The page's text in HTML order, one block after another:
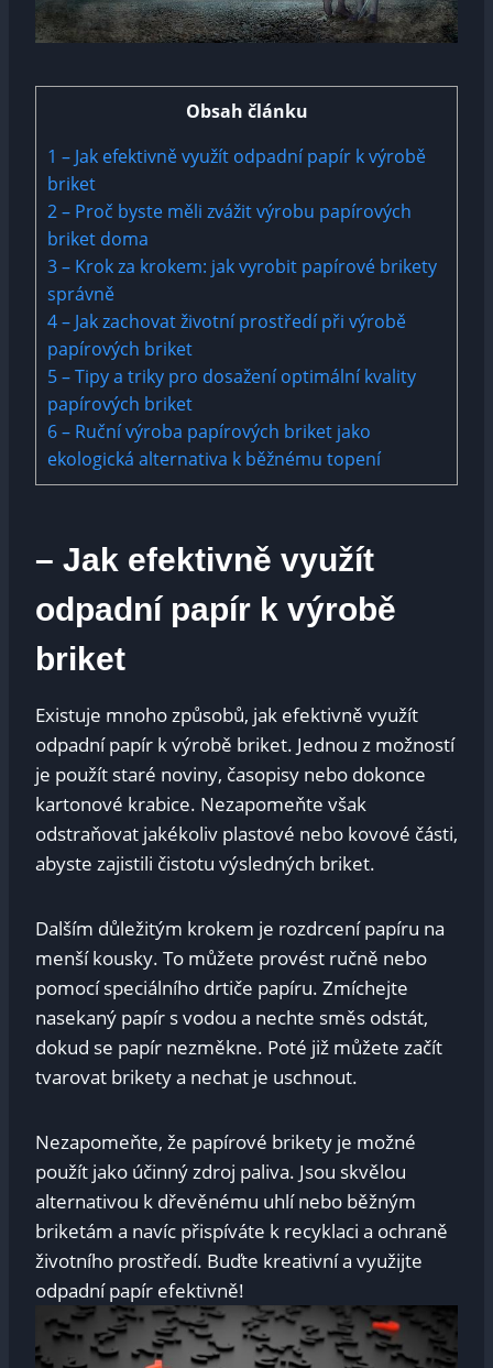
Obsah článku
1 – Jak efektivně využít odpadní papír k výrobě
briket
2– Proč byste měli zvážit výrobu papírových
briket doma
3– ⁤Krok za krokem: jak vyrobit ⁣papírové brikety
správně
4– Jak zachovat životní prostředí při ⁢výrobě
papírových briket
5– Tipy a triky pro dosažení optimální kvality
papírových briket
6– Ruční výroba papírových briket⁢ jako
ekologická alternativa k běžnému topení
– Jak efektivně využít
odpadní papír k výrobě
briket
Existuje mnoho způsobů, jak efektivně využít
odpadní papír k výrobě briket. Jednou z možností
je použít ​staré noviny, časopisy nebo dokonce
kartonové krabice. Nezapomeňte⁣ však
odstraňovat jakékoliv plastové nebo kovové části,
abyste zajistili čistotu výsledných briket.
Dalším důležitým krokem je ⁣rozdrcení papíru⁤ na
menší kousky. To můžete provést ručně nebo
pomocí speciálního drtiče ‌papíru. Zmíchejte
nasekaný papír ‍s vodou⁤ a nechte směs odstát,
dokud se papír nezměkne. Poté‍ již můžete začít
tvarovat brikety a nechat⁣ je uschnout.
Nezapomeňte,⁤ že papírové brikety ⁣je možné
použít jako účinný zdroj paliva. Jsou skvělou
alternativou k dřevěnému uhlí‌ nebo běžným
briketám a navíc přispíváte k recyklaci a ochraně
životního prostředí. Buďte kreativní a⁢ využijte
⁢odpadní papír efektivně!